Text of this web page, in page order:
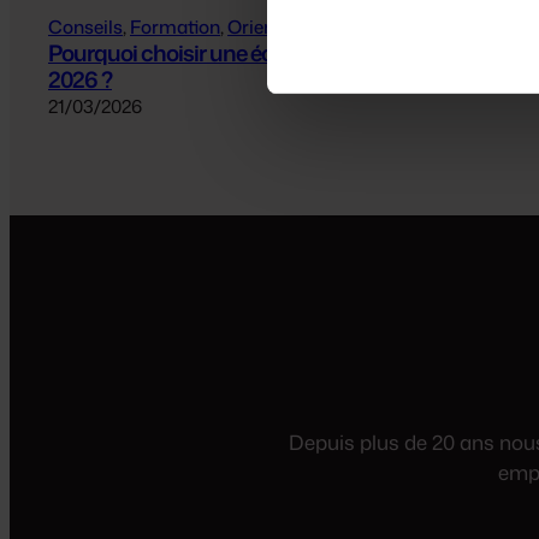
Conseils, Formation, Orientation
Pourquoi choisir une école de commerce en
2026 ?
21/03/2026
Depuis plus de 20 ans